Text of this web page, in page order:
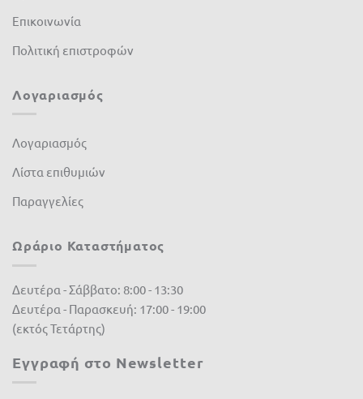
Επικοινωνία
Πολιτική επιστροφών
Λογαριασμός
Λογαριασμός
Λίστα επιθυμιών
Παραγγελίες
Ωράριο Καταστήματος
Δευτέρα - Σάββατο: 8:00 - 13:30
Δευτέρα - Παρασκευή: 17:00 - 19:00
(εκτός Τετάρτης)
Εγγραφή στο Newsletter